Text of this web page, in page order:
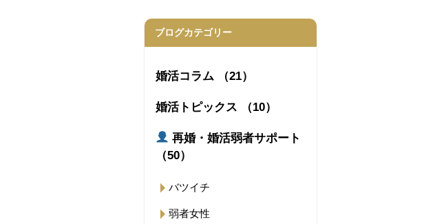
ブログカテゴリー
婚活コラム （21）
婚活トピックス （10）
再婚・婚活弱者サポート
（50）
バツイチ
弱者女性